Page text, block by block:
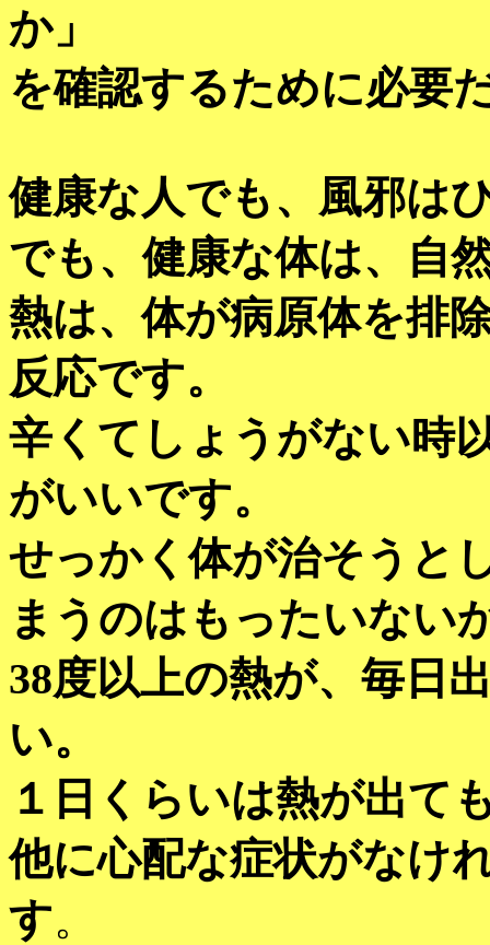
か」
を確認するために必要
健康な人でも、風邪は
でも、健康な体は、自
熱は、体が病原体を排
反応です。
辛くてしょうがない時
がいいです。
せっかく体が治そうと
まうのはもったいない
38度以上の熱が、毎日
い。
１日くらいは熱が出て
他に心配な症状がなけ
す。